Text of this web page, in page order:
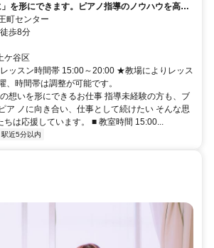
を形にできます。ピアノ指導のノウハウを高め
境です。個別相談会にお越しください。
町センター
駅徒歩8分
ケ谷区
ッスン時間帯 15:00～20:00 ★教場によりレッス
、時間帯は調整が可能です。
想いを形にできるお仕事 指導未経験の方も、ブ
ア ノに向き合い、仕事として続けたい そんな思
ちは応援しています。 ■ 教室時間 15:00...
駅近5分以内